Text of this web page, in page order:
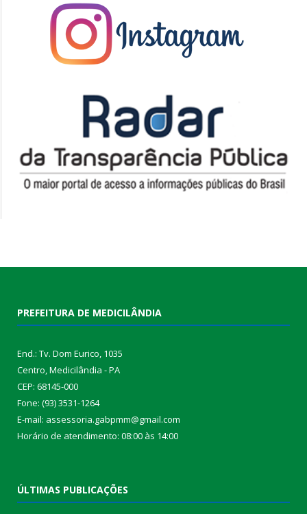
PREFEITURA DE MEDICILÂNDIA
End.: Tv. Dom Eurico, 1035
Centro, Medicilândia - PA
CEP: 68145-000
Fone: (93) 3531-1264
E-mail: assessoria.gabpmm@gmail.com
Horário de atendimento: 08:00 às 14:00
ÚLTIMAS PUBLICAÇÕES